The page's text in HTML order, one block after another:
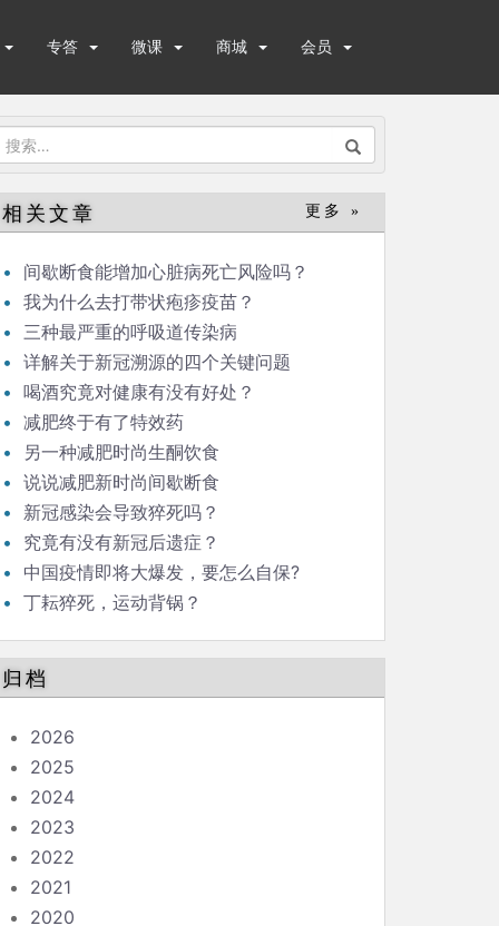
专答 微课 商城 会员
搜
：
相关文章 更多 »
间歇断食能增加心脏病死亡风险吗？
我为什么去打带状疱疹疫苗？
三种最严重的呼吸道传染病
详解关于新冠溯源的四个关键问题
喝酒究竟对健康有没有好处？
减肥终于有了特效药
另一种减肥时尚生酮饮食
说说减肥新时尚间歇断食
新冠感染会导致猝死吗？
究竟有没有新冠后遗症？
中国疫情即将大爆发，要怎么自保?
丁耘猝死，运动背锅？
归档
2026
2025
2024
2023
2022
2021
2020